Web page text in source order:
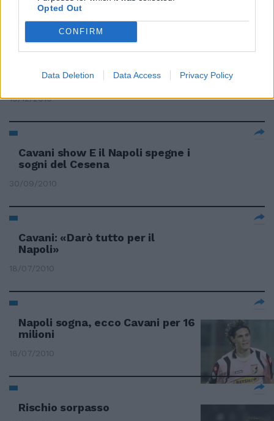
Opted Out
CONFIRM
Data Deletion Data Access Privacy Policy
Zona Cavani non perdona
24/12/2010
Cavani fa sognare Napoli
19/12/2010
Cavani show E il Napoli spegne i
sogni del Cesena
30/09/2010
Cavani: «Darò tutto per il
Napoli»
18/07/2010
Napoli sogna, ecco Cavani per 16
milioni
18/07/2010
Rischio sorpasso